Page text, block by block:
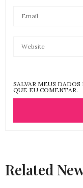
SALVAR MEUS
QUE EU COMENTAR.
Related